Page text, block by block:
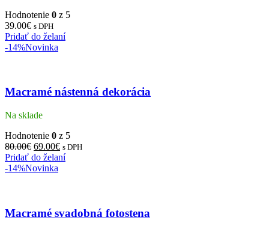
Hodnotenie 0 z 5
39.00€ s DPH
Pridať do želaní
-14%Novinka
Macramé nástenná dekorácia
Na sklade
Hodnotenie 0 z 5
80.00€ 69.00€ s DPH
Pridať do želaní
-14%Novinka
Macramé svadobná fotostena